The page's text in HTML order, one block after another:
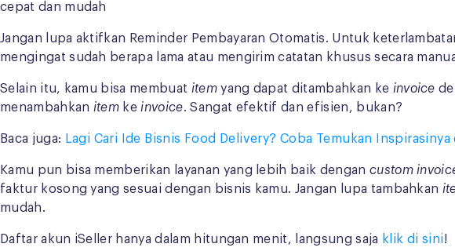
cepat dan mudah
Jangan lupa aktifkan Reminder Pembayaran Otomatis. Untuk
mengingat sudah berapa lama atau mengirim catatan khusus secara
Selain itu, kamu bisa membuat itemyang dapat ditambahkan ke invoice
menambahkan item ke invoice. Sangat efektif dan efisien, bukan?
Baca juga: Lagi Cari Ide Bisnis Food Delivery? Coba Temukan Inspirasinya
Kamu pun bisa memberikan layanan yang lebih baik dengan custom
faktur kosong yang sesuai dengan bisnis kamu. Jangan lupa tambahkan
mudah.
Daftar akun iSeller hanya dalam hitungan menit, langsung saja klik di sini!